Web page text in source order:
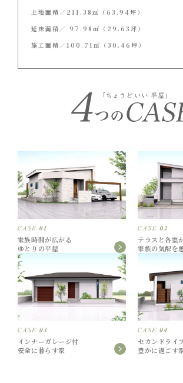
土地面積／211.38㎡（63.94坪）
延床面積／ 97.98㎡（29.63坪）
施工面積／100.71㎡（30.46坪）
家族時間が広がる
ゆとりの平屋
テラスと各室
家族の気配を
インナーガレージ付
安全に暮らす家
セカンドライ
豊かに過ごす